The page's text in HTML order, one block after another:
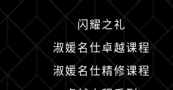
闪耀之礼
淑媛名仕卓越课程
淑媛名仕精修课程